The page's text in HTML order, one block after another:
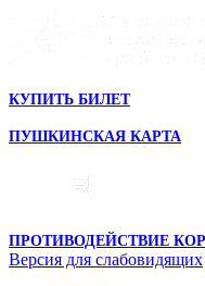
КУПИТЬ БИЛЕТ
ПУШКИНСКАЯ КАРТА
ПРОТИВОДЕЙСТВИЕ
Версия для слабовидящих